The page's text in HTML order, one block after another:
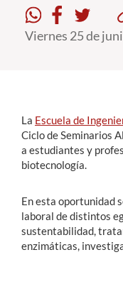
Formación Continua
Alumni
Viernes 25 de
La Escuela de
Ciclo de Seminarios
a estudiantes y
biotecnología.
En esta oportunidad
laboral de distintos
sustentabilidad,
enzimáticas,